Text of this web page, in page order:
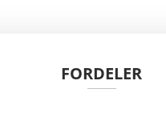
FORDELER